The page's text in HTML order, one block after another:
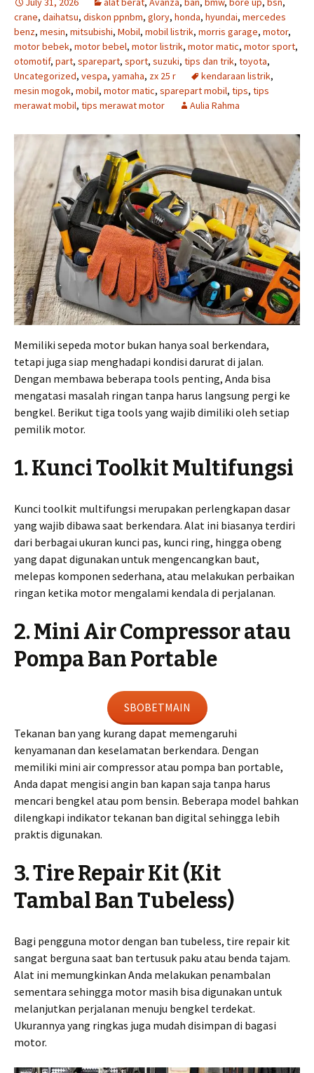
crane, daihatsu, diskon ppnbm, glory, honda, hyundai, mercedes
benz, mesin, mitsubishi, Mobil, mobil listrik, morris garage, motor,
motor bebek, motor bebel, motor listrik, motor matic, motor sport,
otomotif, part, sparepart, sport, suzuki, tips dan trik, toyota,
Uncategorized, vespa, yamaha, zx 25 r kendaraan listrik,
mesin mogok, mobil, motor matic, sparepart mobil, tips, tips
merawat mobil, tips merawat motor Aulia Rahma
Memiliki sepeda motor bukan hanya soal berkendara,
tetapi juga siap menghadapi kondisi darurat di jalan.
Dengan membawa beberapa tools penting, Anda bisa
mengatasi masalah ringan tanpa harus langsung pergi ke
bengkel. Berikut tiga tools yang wajib dimiliki oleh setiap
pemilik motor.
1. Kunci Toolkit Multifungsi
Kunci toolkit multifungsi merupakan perlengkapan dasar
yang wajib dibawa saat berkendara. Alat ini biasanya terdiri
dari berbagai ukuran kunci pas, kunci ring, hingga obeng
yang dapat digunakan untuk mengencangkan baut,
melepas komponen sederhana, atau melakukan perbaikan
ringan ketika motor mengalami kendala di perjalanan.
2. Mini Air Compressor atau
Pompa Ban Portable
SBOBETMAIN
Tekanan ban yang kurang dapat memengaruhi
kenyamanan dan keselamatan berkendara. Dengan
memiliki mini air compressor atau pompa ban portable,
Anda dapat mengisi angin ban kapan saja tanpa harus
mencari bengkel atau pom bensin. Beberapa model bahkan
dilengkapi indikator tekanan ban digital sehingga lebih
praktis digunakan.
3. Tire Repair Kit (Kit
Tambal Ban Tubeless)
Bagi pengguna motor dengan ban tubeless, tire repair kit
sangat berguna saat ban tertusuk paku atau benda tajam.
Alat ini memungkinkan Anda melakukan penambalan
sementara sehingga motor masih bisa digunakan untuk
melanjutkan perjalanan menuju bengkel terdekat.
Ukurannya yang ringkas juga mudah disimpan di bagasi
motor.